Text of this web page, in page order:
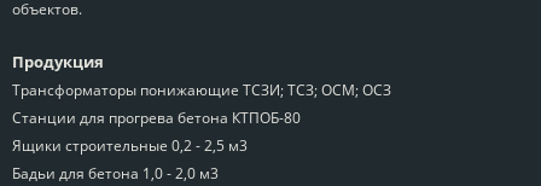
объектов.
Продукция
Трансформаторы понижающие ТСЗИ; ТСЗ; ОСМ; ОСЗ
Станции для прогрева бетона КТПОБ-80
Ящики строительные 0,2 - 2,5 м3
Бадьи для бетона 1,0 - 2,0 м3